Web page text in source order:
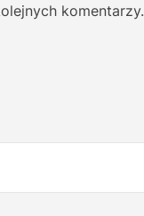
komentarzy.